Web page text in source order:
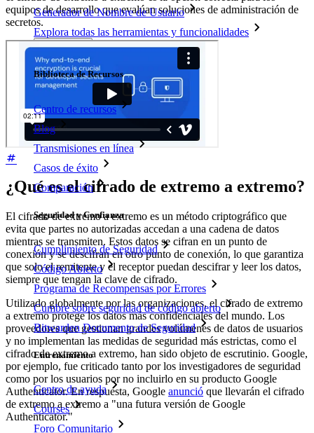
Generador de Nombre de Usuario
Explora todas las herramientas y funcionalidades
Recursos
Biblioteca de Recursos
Centro de recursos
Blog
Transmisiones en línea
Casos de éxito
Comparación
Seguridad y Confianza
Cumplimiento de Seguridad
Código Abierto
Programa de Recompensas por Errores
Cumbre sobre seguridad de código abierto
Bitwarden Documento de Seguridad
Entrenamiento
Centro de ayuda
Courses
Foro Comunitario
equipos de desarrollo que evalúan soluciones de administración de
secretos.
¿Qué es el cifrado de extremo a extremo?
El cifrado de extremo a extremo es un método criptográfico que
evita que partes no autorizadas accedan a una cadena de datos
mientras se transmiten. Estos datos se cifran en un punto de
conexión y se descifran en otro punto de conexión, lo que garantiza
que solo el remitente y el receptor puedan descifrar y leer los datos,
siempre que tengan la clave de cifrado.
Utilizado globalmente por las organizaciones, el cifrado de extremo
a extremo protege los datos más confidenciales del mundo. Los
proveedores que gestionan grandes volúmenes de datos de usuarios
y no implementan las medidas de seguridad más estrictas, como el
cifrado de extremo a extremo, han sido objeto de escrutinio. Google,
por ejemplo, fue criticado tanto por los investigadores de seguridad
como por los usuarios por no incluirlo en su producto Google
Authenticator. En respuesta, Google anunció que llevarán el cifrado
de extremo a extremo a "una futura versión de Google
Authenticator."